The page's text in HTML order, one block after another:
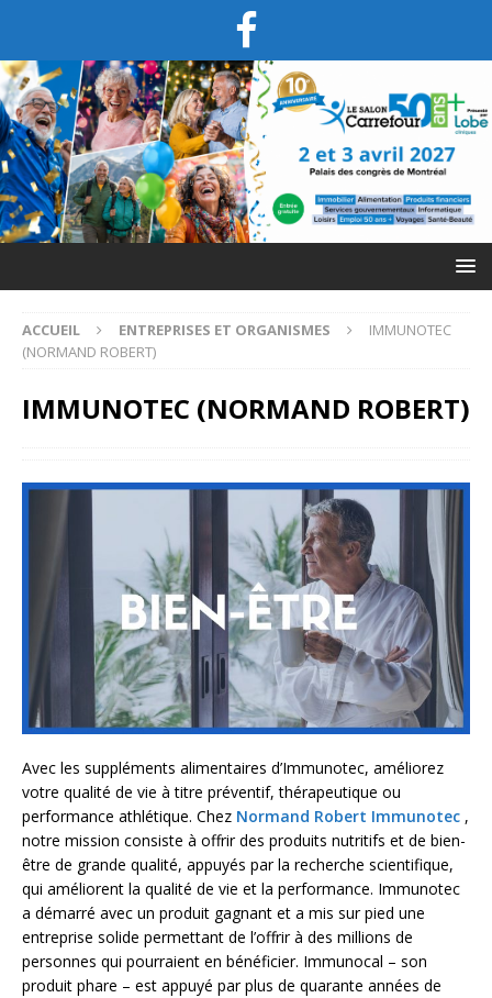
ACCUEIL ENTREPRISES ET ORGANISMES
IMMUNOTEC
(NORMAND ROBERT)
IMMUNOTEC (NORMAND ROBERT)
Avec les suppléments alimentaires d’Immunotec, améliorez
votre qualité de vie à titre préventif, thérapeutique ou
performance athlétique. Chez Normand Robert Immunotec ,
notre mission consiste à offrir des produits nutritifs et de bien-
être de grande qualité, appuyés par la recherche scientifique,
qui améliorent la qualité de vie et la performance. Immunotec
a démarré avec un produit gagnant et a mis sur pied une
entreprise solide permettant de l’offrir à des millions de
personnes qui pourraient en bénéficier. Immunocal – son
produit phare – est appuyé par plus de quarante années de